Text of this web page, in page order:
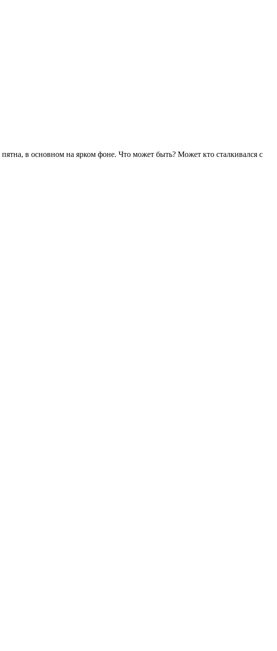
в основном на ярком фоне. Что может быть? Может кто сталкивался с